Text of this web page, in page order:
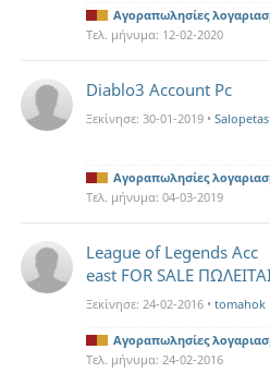
Αγοραπωλησίες
Τελ. μήνυμα: 12-02-2020
Diablo3 Account Pc
Ξεκίνησε: 30-01-2019 • Salopetas
Αγοραπωλησίες
Τελ. μήνυμα: 04-03-2019
League of Legends Acc
east FOR SALE
Ξεκίνησε: 24-02-2016 • tomahok
Αγοραπωλησίες
Τελ. μήνυμα: 24-02-2016